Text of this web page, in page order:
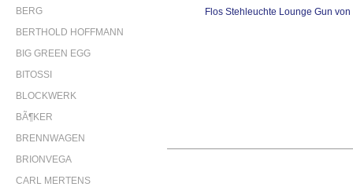
BERG
BERTHOLD HOFFMANN
BIG GREEN EGG
BITOSSI
BLOCKWERK
BÃ¶KER
BRENNWAGEN
BRIONVEGA
CARL MERTENS